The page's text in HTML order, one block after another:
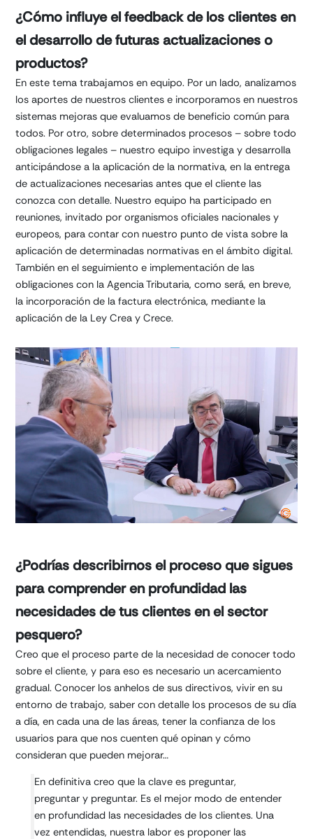
¿Cómo influye el feedback de los clientes en
el desarrollo de futuras actualizaciones o
productos?
En este tema trabajamos en equipo. Por un lado, analizamos
los aportes de nuestros clientes e incorporamos en nuestros
sistemas mejoras que evaluamos de beneficio común para
todos. Por otro, sobre determinados procesos – sobre todo
obligaciones legales – nuestro equipo investiga y desarrolla
anticipándose a la aplicación de la normativa, en la entrega
de actualizaciones necesarias antes que el cliente las
conozca con detalle. Nuestro equipo ha participado en
reuniones, invitado por organismos oficiales nacionales y
europeos, para contar con nuestro punto de vista sobre la
aplicación de determinadas normativas en el ámbito digital.
También en el seguimiento e implementación de las
obligaciones con la Agencia Tributaria, como será, en breve,
la incorporación de la factura electrónica, mediante la
aplicación de la Ley Crea y Crece.
¿Podrías describirnos el proceso que sigues
para comprender en profundidad las
necesidades de tus clientes en el sector
pesquero?
Creo que el proceso parte de la necesidad de conocer todo
sobre el cliente, y para eso es necesario un acercamiento
gradual. Conocer los anhelos de sus directivos, vivir en su
entorno de trabajo, saber con detalle los procesos de su día
a día, en cada una de las áreas, tener la confianza de los
usuarios para que nos cuenten qué opinan y cómo
consideran que pueden mejorar…
En definitiva creo que la clave es preguntar,
preguntar y preguntar. Es el mejor modo de entender
en profundidad las necesidades de los clientes. Una
vez entendidas, nuestra labor es proponer las